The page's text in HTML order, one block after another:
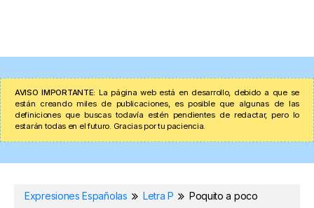
AVISO IMPORTANTE: La página web está en desarrollo, debido a que se
están creando miles de publicaciones, es posible que algunas de las
definiciones que buscas todavía estén pendientes de redactar, pero lo
estarán todas en el futuro. Gracias por tu paciencia.
Expresiones Españolas Letra P Poquito a poco